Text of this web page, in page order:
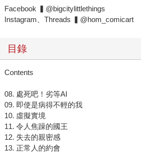
Facebook ▍@bigcitylittlethings
Instagram、Threads ▍@hom_comicart
目錄
Contents
08. 處死吧！劣等AI
09. 即使是病得不輕的我
10. 虛擬實境
11. 令人焦躁的國王
12. 失去的親密感
13. 正常人的約會